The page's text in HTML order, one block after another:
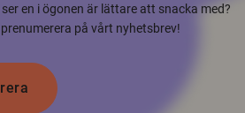
en i ögonen är lättare att snacka med?
på vårt nyhetsbrev!